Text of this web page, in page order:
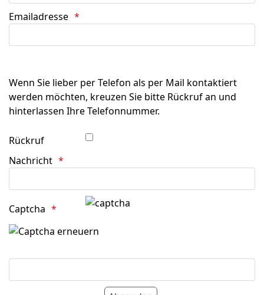
Emailadresse
Wenn Sie lieber per Telefon als per Mail kontaktiert
werden möchten, kreuzen Sie bitte Rückruf an und
hinterlassen Ihre Telefonnummer.
Rückruf
Nachricht
Captcha